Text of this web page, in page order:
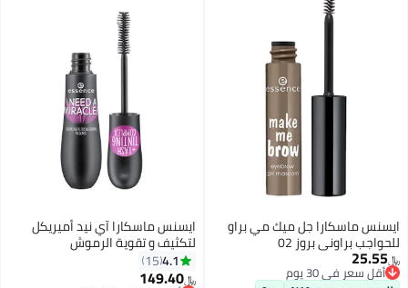
ايسنس ماسكارا جل ميك مي براو
للحواجب براوني بروز 02
﷼‏25.55
أقل سعر في 30 يوم
ايسنس ماسكارا آي نيد أميريكل
لتكثيف و تقوية الرموش
4.1
15
﷼‏149.40